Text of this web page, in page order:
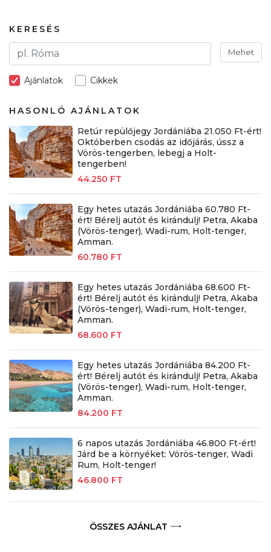
KERESÉS
Mehet
Ajánlatok Cikkek
HASONLÓ AJÁNLATOK
Retúr repülőjegy Jordániába 21.050 Ft-ért!
Októberben csodás az időjárás, ússz a
Vörös-tengerben, lebegj a Holt-
tengerben!
44.250 FT
Egy hetes utazás Jordániába 60.780 Ft-
ért! Bérelj autót és kirándulj! Petra, Akaba
(Vörös-tenger), Wadi-rum, Holt-tenger,
Amman.
60.780 FT
Egy hetes utazás Jordániába 68.600 Ft-
ért! Bérelj autót és kirándulj! Petra, Akaba
(Vörös-tenger), Wadi-rum, Holt-tenger,
Amman.
68.600 FT
Egy hetes utazás Jordániába 84.200 Ft-
ért! Bérelj autót és kirándulj! Petra, Akaba
(Vörös-tenger), Wadi-rum, Holt-tenger,
Amman.
84.200 FT
6 napos utazás Jordániába 46.800 Ft-ért!
Járd be a környéket: Vörös-tenger, Wadi
Rum, Holt-tenger!
46.800 FT
ÖSSZES AJÁNLAT